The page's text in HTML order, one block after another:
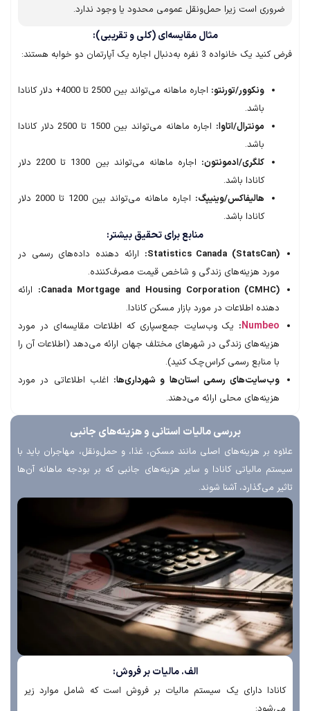
است زیرا حمل‌ونقل عمومی محدود یا وجود ندارد.
مثال مقایسه‌ای (کلی و تقریبی):
3 نفره به‌دنبال اجاره یک آپارتمان دو خوابه هستند:
ونکوور/تورنتو:
اجاره ماهانه می‌تواند بین 2500 تا 4000+ دلار کانادا
مونترال/اتاوا:
اجاره ماهانه می‌تواند بین 1500 تا 2500 دلار کانادا
کلگری/ادمونتون:
اجاره ماهانه می‌تواند بین 1300 تا 2200 دلار
کانادا باشد.
هالیفاکس/وینیپگ:
اجاره ماهانه می‌تواند بین 1200 تا 2000 دلار
کانادا باشد.
منابع برای تحقیق بیشتر:
Statistics Canada ارائه دهنده داده‌های رسمی در
هزینه‌های زندگی و شاخص قیمت مصرف‌کننده.
Canada Mortgage and Housing Corporation ارائه
اطلاعات در مورد بازار مسکن کانادا.
:یک وب‌سایت جمع‌سپاری که اطلاعات مقایسه‌ای در مورد
زندگی در شهرهای مختلف جهان ارائه می‌دهد (اطلاعات آن را
منابع رسمی کراس‌چک کنید).
رسمی استان‌ها و شهرداری‌ها:اغلب اطلاعاتی در مورد
محلی ارائه می‌دهند.
بررسی مالیات استانی و هزینه‌های جانبی
بر هزینه‌های اصلی مانند مسکن، غذا، و حمل‌ونقل، مهاجران باید با
مالیاتی کانادا و سایر هزینه‌های جانبی که بر بودجه ماهانه آن‌ها
می‌گذارد، آشنا شوند.
الف. مالیات بر فروش:
دارای یک سیستم مالیات بر فروش است که شامل موارد زیر